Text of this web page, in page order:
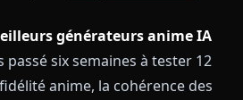
générateurs anime IA
passé six semaines à tester 12
anime, la cohérence des